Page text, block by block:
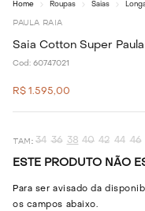
Roupas Saias
PAULA RAIA
Saia Cotton Super
Cod: 60747021
R$ 1 .595,00
34 36 38 40 42 44 46
ESTE PRODUTO NÃO
Para ser avisado da
os campos abaixo.